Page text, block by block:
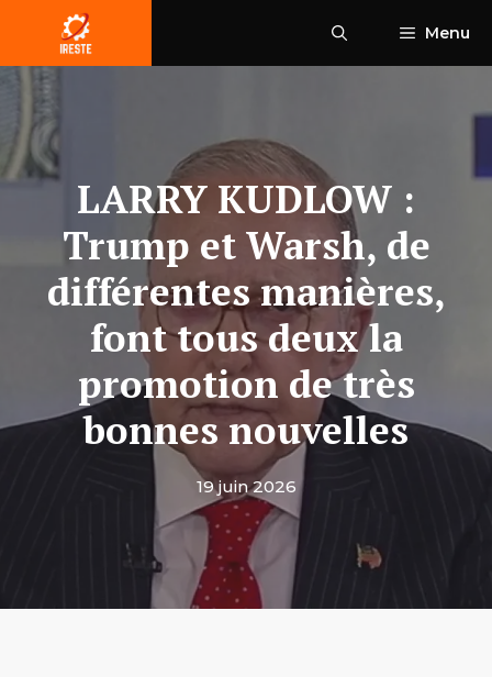
contenu
Menu
LARRY KUDLOW :
Trump et Warsh, de
différentes manières,
font tous deux la
promotion de très
bonnes nouvelles
19 juin 2026